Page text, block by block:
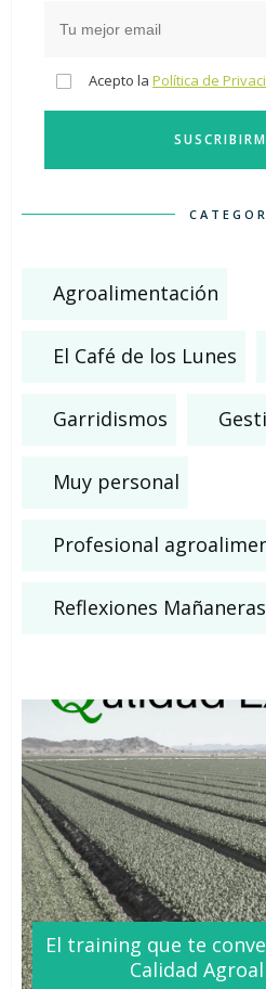
Acepto la Política de
Agroalimentación
El Café de los Lunes
Garridismos
Muy personal
Profesional
Reflexiones Mañaneras
El training que te
Calidad